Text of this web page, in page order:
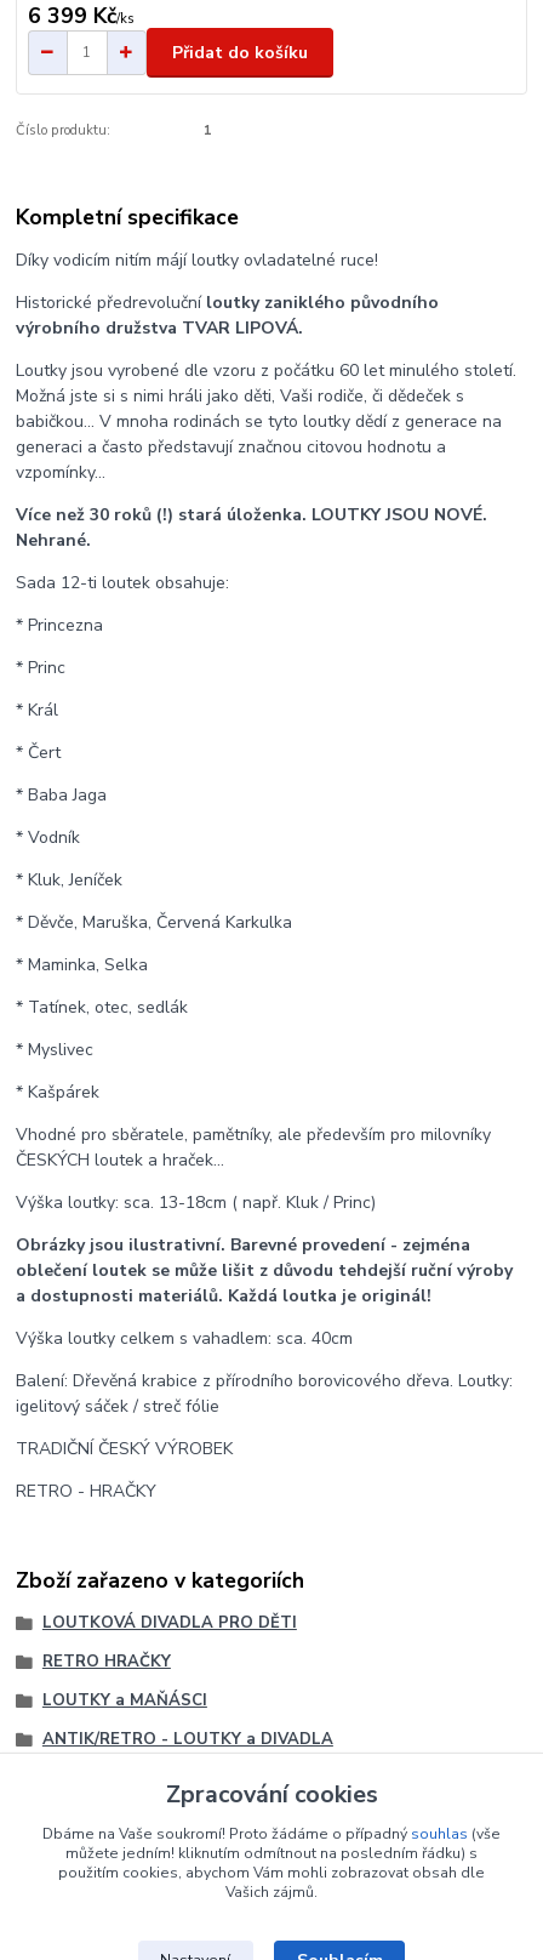
6 399 Kč/ks
Přidat do košíku
Číslo produktu: 1
Kompletní specifikace
Díky vodicím nitím májí loutky ovladatelné ruce!
Historické předrevoluční loutky zaniklého původního
výrobního družstva TVAR LIPOVÁ.
Loutky jsou vyrobené dle vzoru z počátku 60 let minulého století.
Možná jste si s nimi hráli jako děti, Vaši rodiče, či dědeček s
babičkou... V mnoha rodinách se tyto loutky dědí z generace na
generaci a často představují značnou citovou hodnotu a
vzpomínky...
Více než 30 roků (!) stará úloženka. LOUTKY JSOU NOVÉ.
Nehrané.
Sada 12-ti loutek obsahuje:
* Princezna
* Princ
* Král
* Čert
* Baba Jaga
* Vodník
* Kluk, Jeníček
* Děvče, Maruška, Červená Karkulka
* Maminka, Selka
* Tatínek, otec, sedlák
* Myslivec
* Kašpárek
Vhodné pro sběratele, pamětníky, ale především pro milovníky
ČESKÝCH loutek a hraček...
Výška loutky: sca. 13-18cm ( např. Kluk / Princ)
Obrázky jsou ilustrativní. Barevné provedení - zejména
oblečení loutek se může lišit z důvodu tehdejší ruční výroby
a dostupnosti materiálů. Každá loutka je originál!
Výška loutky celkem s vahadlem: sca. 40cm
Balení: Dřevěná krabice z přírodního borovicového dřeva. Loutky:
igelitový sáček / streč fólie
TRADIČNÍ ČESKÝ VÝROBEK
RETRO - HRAČKY
Zboží zařazeno v kategoriích
LOUTKOVÁ DIVADLA PRO DĚTI
RETRO HRAČKY
LOUTKY a MAŇÁSCI
ANTIK/RETRO - LOUTKY a DIVADLA
Loutky družstva TVAR LIPOVÁ
Zpracování cookies
Dbáme na Vaše soukromí! Proto žádáme o případný souhlas (vše
můžete jedním! kliknutím odmítnout na posledním řádku) s
použitím cookies, abychom Vám mohli zobrazovat obsah dle
Vašich zájmů.